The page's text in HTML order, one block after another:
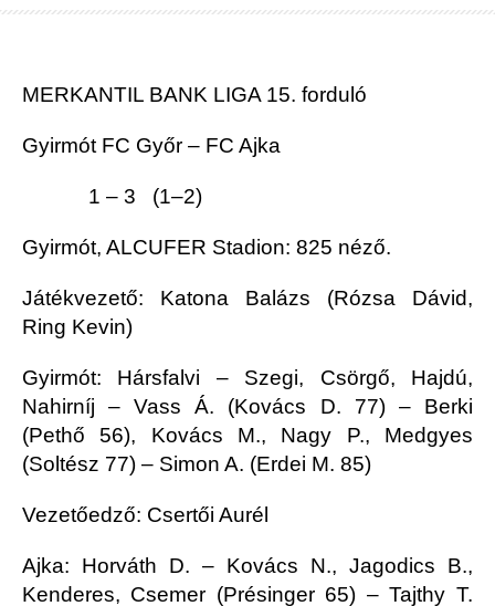
MERKANTIL BANK LIGA 15. forduló
Gyirmót FC Győr – FC Ajka
1 – 3 (1–2)
Gyirmót, ALCUFER Stadion: 825 néző.
Játékvezető: Katona Balázs (Rózsa Dávid,
Ring Kevin)
Gyirmót: Hársfalvi – Szegi, Csörgő, Hajdú,
Nahirníj – Vass Á. (Kovács D. 77) – Berki
(Pethő 56), Kovács M., Nagy P., Medgyes
(Soltész 77) – Simon A. (Erdei M. 85)
Vezetőedző: Csertői Aurél
Ajka: Horváth D. – Kovács N., Jagodics B.,
Kenderes, Csemer (Présinger 65) – Tajthy T.